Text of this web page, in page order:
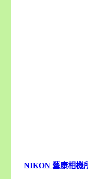
NIKON 藝康相機